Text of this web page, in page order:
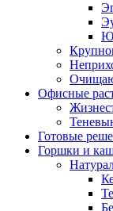
Офисные
Готовые
Горшки и